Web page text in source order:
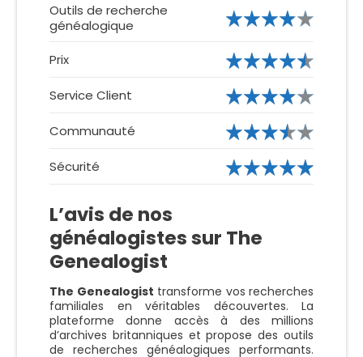
Outils de recherche
généalogique
Prix
Service Client
Communauté
Sécurité
L’avis de nos
généalogistes sur The
Genealogist
The Genealogist transforme vos recherches
familiales en véritables découvertes. La
plateforme donne accès à des millions
d’archives britanniques et propose des outils
de recherches généalogiques performants.